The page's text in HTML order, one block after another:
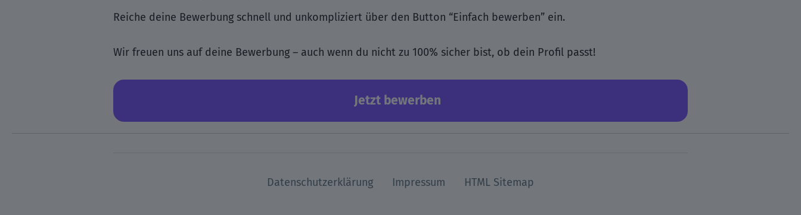
Reiche deine Bewerbung schnell und unkompliziert über den Button “Einfach bewerben” ein.
Wir freuen uns auf deine Bewerbung – auch wenn du nicht zu 100% sicher bist, ob dein Profil passt!
Jetzt bewerben
Datenschutzerklärung Impressum HTML Sitemap